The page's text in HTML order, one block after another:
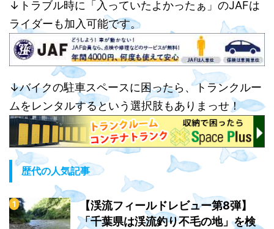
↓トラブル時に「入っていたよかったぁ」のJAFは
ライダーも加入可能です。
↓バイクの駐車スペースに困ったら、トランクルー
ムをレンタルするという選択肢もありまっせ！
歴代の人気記事
【渓流フィールドレビュー第8弾】
「千葉県は渓流釣り不毛の地」を検